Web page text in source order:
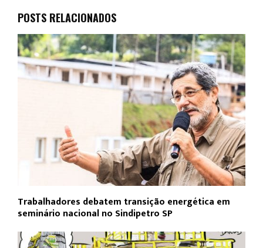
POSTS RELACIONADOS
Trabalhadores debatem transição energética em
seminário nacional no Sindipetro SP